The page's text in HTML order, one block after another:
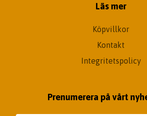
Läs mer
Köpvillkor
Kontakt
Integritetspolicy
Prenumerera på vårt